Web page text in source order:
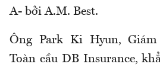
A- bởi A.M. Best.
Ông Park Ki Hyun,
Toàn cầu DB Insurance,